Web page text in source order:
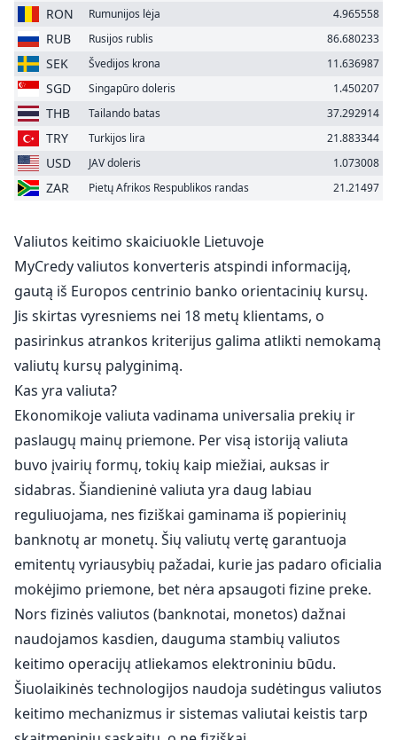
RON Rumunijos lėja 4.965558
RUB Rusijos rublis 86.680233
SEK Švedijos krona 11.636987
SGD Singapūro doleris 1.450207
THB Tailando batas 37.292914
TRY Turkijos lira 21.883344
USD JAV doleris 1.073008
ZAR Pietų Afrikos Respublikos randas 21.21497
Valiutos keitimo skaiciuokle Lietuvoje
MyCredy valiutos konverteris atspindi informaciją,
gautą iš Europos centrinio banko orientacinių kursų.
Jis skirtas vyresniems nei 18 metų klientams, o
pasirinkus atrankos kriterijus galima atlikti nemokamą
valiutų kursų palyginimą.
Kas yra valiuta?
Ekonomikoje valiuta vadinama universalia prekių ir
paslaugų mainų priemone. Per visą istoriją valiuta
buvo įvairių formų, tokių kaip miežiai, auksas ir
sidabras. Šiandieninė valiuta yra daug labiau
reguliuojama, nes fiziškai gaminama iš popierinių
banknotų ar monetų. Šių valiutų vertę garantuoja
emitentų vyriausybių pažadai, kurie jas padaro oficialia
mokėjimo priemone, bet nėra apsaugoti fizine preke.
Nors fizinės valiutos (banknotai, monetos) dažnai
naudojamos kasdien, dauguma stambių valiutos
keitimo operacijų atliekamos elektroniniu būdu.
Šiuolaikinės technologijos naudoja sudėtingus valiutos
keitimo mechanizmus ir sistemas valiutai keistis tarp